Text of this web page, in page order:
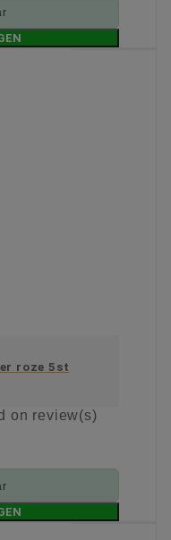
roze 5st
on review(s)